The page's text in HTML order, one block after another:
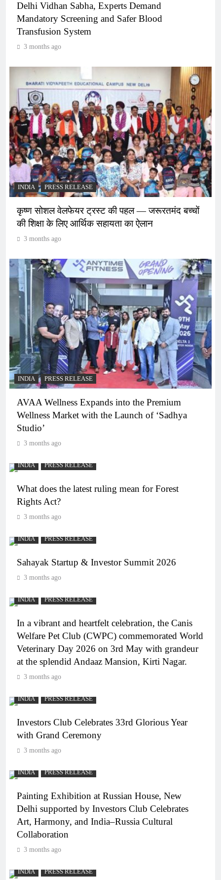
Delhi Vidhan Sabha, Experts Demand
Mandatory Screening and Safer Blood
Transfusion System
3 months ago
INDIA PRESS RELEASE
कृष्ण सोशल वेलफेयर ट्रस्ट की पहल — जरूरतमंद बच्चों
की शिक्षा के लिए आर्थिक सहायता का ऐलान
3 months ago
INDIA PRESS RELEASE
AVAA Wellness Expands into the Premium
Wellness Market with the Launch of ‘Sadhya
Studio’
3 months ago
INDIA PRESS RELEASE
What does the latest ruling mean for Forest
Rights Act?
3 months ago
INDIA PRESS RELEASE
Sahayak Startup & Investor Summit 2026
3 months ago
INDIA PRESS RELEASE
In a vibrant and heartfelt celebration, the Canis
Welfare Pet Club (CWPC) commemorated World
Veterinary Day 2026 on 3rd May with grandeur
at the splendid Andaaz Mansion, Kirti Nagar.
3 months ago
INDIA PRESS RELEASE
Investors Club Celebrates 33rd Glorious Year
with Grand Ceremony
3 months ago
INDIA PRESS RELEASE
Painting Exhibition at Russian House, New
Delhi supported by Investors Club Celebrates
Art, Harmony, and India–Russia Cultural
Collaboration
3 months ago
INDIA PRESS RELEASE